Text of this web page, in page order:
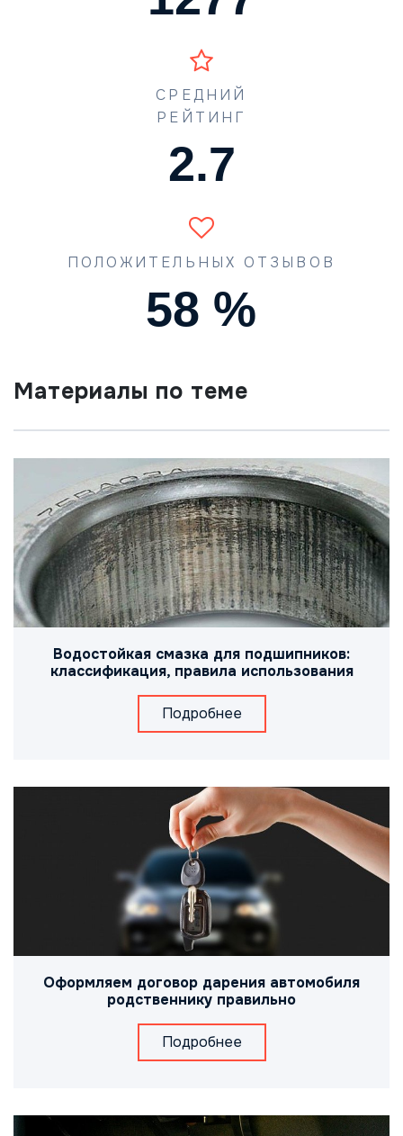
СРЕДНИЙ
РЕЙТИНГ
4.0
ПОЛОЖИТЕЛЬНЫХ ОТЗЫВОВ
87 %
Материалы по теме
Водостойкая смазка для подшипников:
классификация, правила использования
Подробнее
Оформляем договор дарения автомобиля
родственнику правильно
Подробнее